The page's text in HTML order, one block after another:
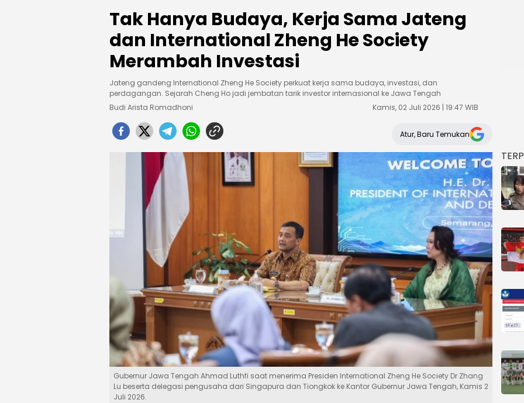
Tak Hanya Budaya, Kerja Sama Jateng
dan International Zheng He Society
Merambah Investasi
Jateng gandeng International Zheng He Society perkuat kerja sama budaya, investasi, dan
perdagangan. Sejarah Cheng Ho jadi jembatan tarik investor internasional ke Jawa Tengah
Budi Arista Romadhoni
Kamis, 02 Juli 2026 | 19:47 WIB
Atur, Baru Temukan
Gubernur Jawa Tengah Ahmad Luthfi saat menerima Presiden International Zheng He Society Dr Zhang
Lu beserta delegasi pengusaha dari Singapura dan Tiongkok ke Kantor Gubernur Jawa Tengah, Kamis 2
Juli 2026.